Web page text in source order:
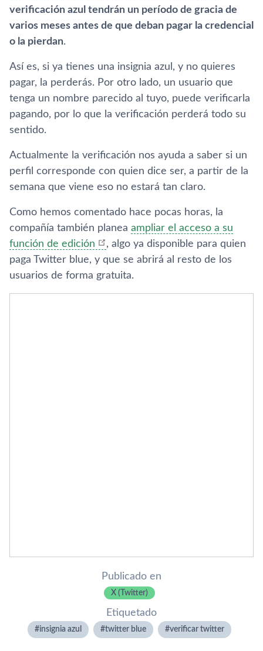
verificación azul tendrán un período de gracia de
varios meses antes de que deban pagar la credencial
o la pierdan.
Así es, si ya tienes una insignia azul, y no quieres
pagar, la perderás. Por otro lado, un usuario que
tenga un nombre parecido al tuyo, puede verificarla
pagando, por lo que la verificación perderá todo su
sentido.
Actualmente la verificación nos ayuda a saber si un
perfil corresponde con quien dice ser, a partir de la
semana que viene eso no estará tan claro.
Como hemos comentado hace pocas horas, la
compañía también planea ampliar el acceso a su
función de edición
, algo ya disponible para quien
paga Twitter blue, y que se abrirá al resto de los
usuarios de forma gratuita.
Publicado en
X (Twitter)
Etiquetado
insignia azul twitter blue verificar twitter